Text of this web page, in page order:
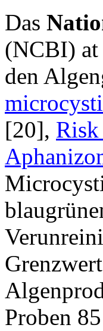
Das
(NCBI)
den
[20],
Proben